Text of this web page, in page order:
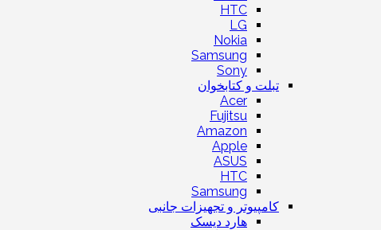
HTC
LG
Nokia
Samsung
Sony
تبلت و کتابخوان
Acer
Fujitsu
Amazon
Apple
ASUS
HTC
Samsung
کامپیوتر و تجهیزات جانبی
هارد دیسک